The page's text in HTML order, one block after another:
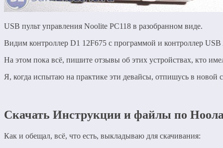
USB пульт управления Noolite PC118 в разобранном виде.
Видим контроллер D1 12F675 с программой и контроллер
На этом пока всё, пишите отзывы об этих устройствах, кто
Я, когда испытаю на практике эти девайсы, отпишусь в новой
Скачать Инструкции и файлы по
Как и обещал, всё, что есть, выкладываю для скачивания: